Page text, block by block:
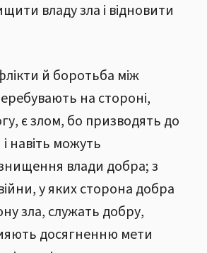
владу зла і відновити
й боротьба між
на стороні,
є злом, бо призводять до
навіть можуть
влади добра; з
у яких сторона добра
зла, служать добру,
досягненню мети